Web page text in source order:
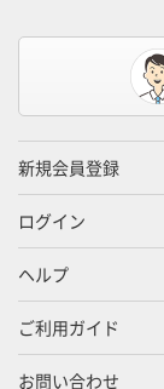
新規会員登録
ログイン
ヘルプ
ご利用ガイド
お問い合わせ